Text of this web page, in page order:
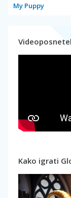
My Puppy
Kako igrati